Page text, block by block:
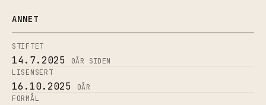
ANNET
STIFTET
14.7.2025 0ÅR SIDEN
LISENSERT
16.10.2025 0ÅR
FORMÅL